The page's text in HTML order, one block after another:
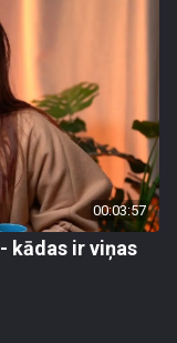
00:03:57
kādas ir viņas